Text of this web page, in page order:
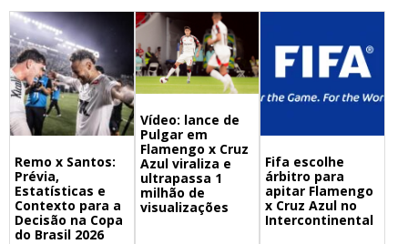
Remo x Santos:
Prévia,
Estatísticas e
Contexto para a
Decisão na Copa
do Brasil 2026
Vídeo: lance de
Pulgar em
Flamengo x Cruz
Azul viraliza e
ultrapassa 1
milhão de
visualizações
Fifa escolhe
árbitro para
apitar Flamengo
x Cruz Azul no
Intercontinental